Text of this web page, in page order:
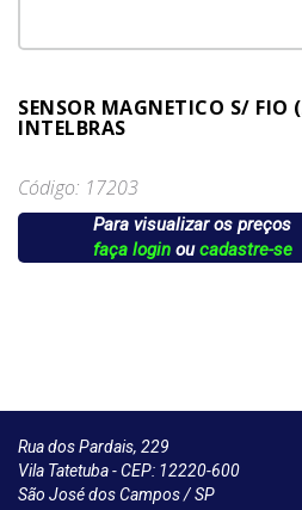
SENSOR MAGNETICO S/ FIO
INTELBRAS
Código: 17203
Para visualizar os preços
faça loginoucadastre-se
Rua dos Pardais, 229
Vila Tatetuba - CEP: 12220-600
São José dos Campos / SP